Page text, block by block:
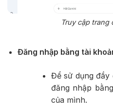
Truy cập trang
Đăng nhập bằng tài
Để sử dụng đầy
đăng nhập
của mình.